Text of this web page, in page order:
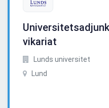
vikariat
Lunds universitet
Lund